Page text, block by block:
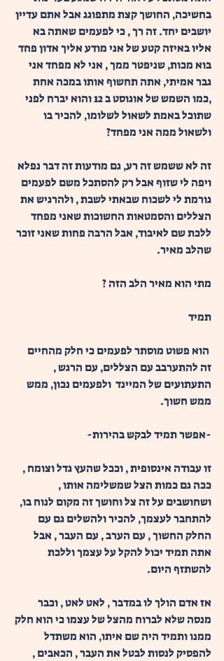
בחשיכה, החושך קצת מתפוגג אבל אתם עדיין
יושבים יחד. זה רך , כי לפעמים שאתה בא
אליו באיזה קטע של אני מודע אליך אדון פחד
בוא מכות, שניפטר ממך , אני לא מפחד אני
גבר אמיתי, אתה תחשוף אותו במכה אחת
,כמו השמש של אוגוסט ב 12 והוא יברח לפני
שתוכל באמת לשאול לשלומו, להכיר בו
ולשאול ממה אני מפחד?
זה לא ששמש זה רע, גם מודעות זה דבר נפלא
ויפה לי שזוף אבל רק להסתכל משם לפעמים
גורמת לי לשכוח שבאתי לשבת , ולהרגיש את
הצללים והסמטאות החשוכות שאני מפחד
ללכת שם לאיבוד, אבל הרבה פחות שאני זוכר
שהלב מאיר.
מתי הוא מאיר הלב הזה ?
תמיד
הוא פשוט מוסתר לפעמים כי חלק מהחיים
זה להתערבב עם הצללים, עם הרגש ,
התעתועים של המיינד  ולפעמים נכון, ממש
ממש חשוך.
-אפשר תמיד לבקש בהירות-
זו עבודה אינסופית , וככל שהעץ גדל וצומח ,
ככה גם כמות הצל שמשלימה אותו ,
ושחושבים על זה צל וחושך זה מקום לנוח בו,
להתחבר לעצמך, להכיר ולהשלים גם עם
החלק החשוך , עם הערב , עם העבר , אבל
אתה תמיד יכול להקל על עצמך וללכת
להשתזף היום.
אז אדם הולך לו במדבר , לאט לאט , וכבר
מנסה שלא לברוח מהצל של עצמו כי הוא חלק
ממנו ותמיד היה שם איתו, הוא משתדל
להפסיק לנסות לבטל את העבר , הכאבים ,